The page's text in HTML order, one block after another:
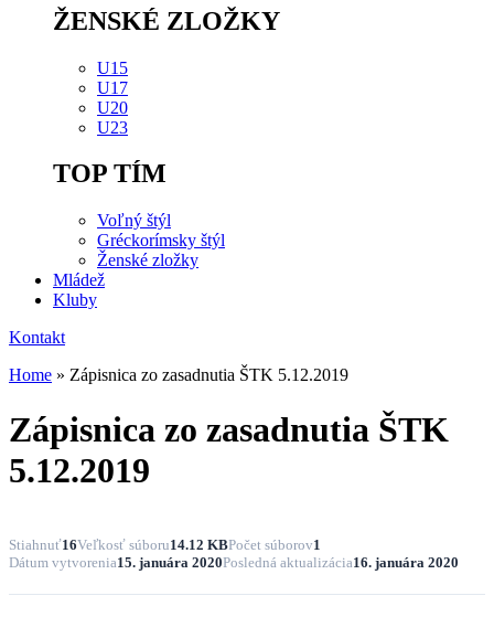
ŽENSKÉ ZLOŽKY
U15
U17
U20
U23
TOP TÍM
Voľný štýl
Gréckorímsky štýl
Ženské zložky
Mládež
Kluby
Kontakt
Home » Zápisnica zo zasadnutia ŠTK 5.12.2019
Zápisnica zo zasadnutia ŠTK
5.12.2019
Stiahnuť16Veľkosť súboru14.12 KBPočet súborov1
Dátum vytvorenia15. januára 2020Posledná aktualizácia16. januára 2020